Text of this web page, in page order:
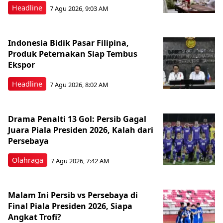
Headline 7 Agu 2026, 9:03 AM
Headline
Indonesia Bidik Pasar Filipina,
Produk Peternakan Siap Tembus
Ekspor
7 Agu 2026, 8:02 AM
Olahraga
Drama Penalti 13 Gol: Persib Gagal
Juara Piala Presiden 2026, Kalah dari
Persebaya
7 Agu 2026, 7:42 AM
Malam Ini Persib vs Persebaya di
Final Piala Presiden 2026, Siapa
Angkat Trofi?